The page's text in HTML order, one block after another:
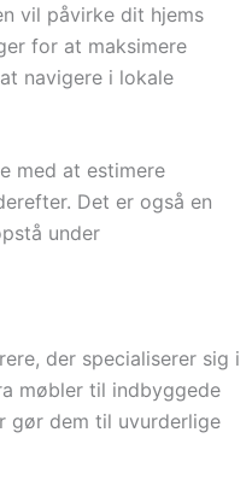
vil påvirke dit hjems
for at maksimere
navigere i lokale
med at estimere
Det er også en
under
der specialiserer sig i
møbler til indbyggede
gør dem til uvurderlige